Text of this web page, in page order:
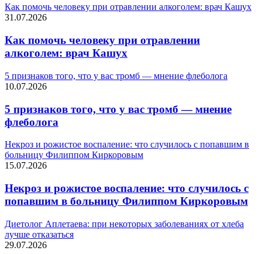
Как помочь человеку при отравлении алкоголем: врач Кашух
31.07.2026
Как помочь человеку при отравлении
алкоголем: врач Кашух
5 признаков того, что у вас тромб — мнение флеболога
10.07.2026
5 признаков того, что у вас тромб — мнение
флеболога
Некроз и рожистое воспаление: что случилось с попавшим в
больницу Филиппом Киркоровым
15.07.2026
Некроз и рожистое воспаление: что случилось с
попавшим в больницу Филиппом Киркоровым
Диетолог Аплетаева: при некоторых заболеваниях от хлеба
лучше отказаться
29.07.2026